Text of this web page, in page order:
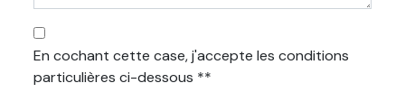
En cochant cette case, j'accepte les conditions
particulières ci-dessous **